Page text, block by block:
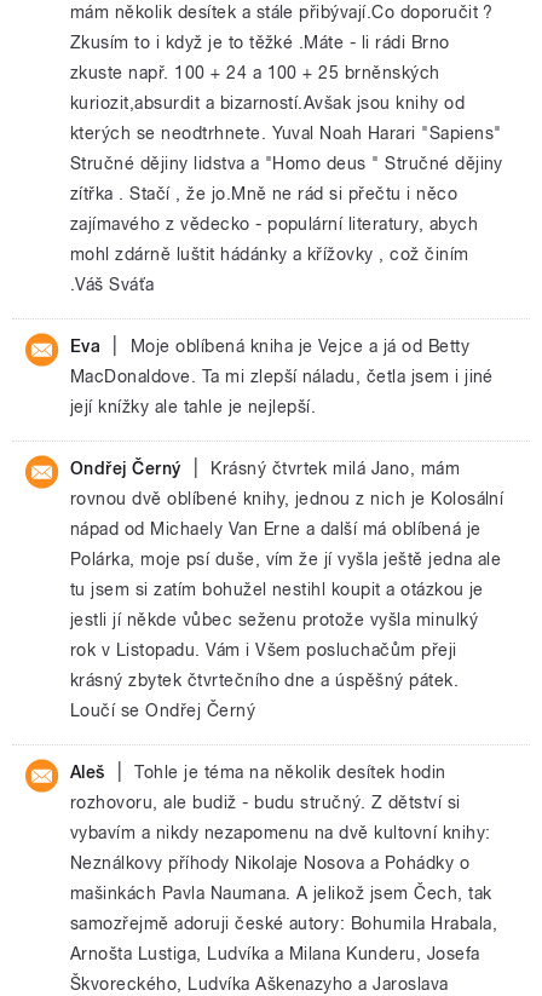
mám několik desítek a stále přibývají.Co doporučit ?
Zkusím to i když je to těžké .Máte - li rádi Brno
zkuste např. 100 + 24 a 100 + 25 brněnských
kuriozit,absurdit a bizarností.Avšak jsou knihy od
kterých se neodtrhnete. Yuval Noah Harari "Sapiens"
Stručné dějiny lidstva a "Homo deus " Stručné dějiny
zítřka . Stačí , že jo.Mně ne rád si přečtu i něco
zajímavého z vědecko - populární literatury, abych
mohl zdárně luštit hádánky a křížovky , což činím
.Váš Sváťa
Eva
Moje oblíbená kniha je Vejce a já od Betty
MacDonaldove. Ta mi zlepší náladu, četla jsem i jiné
její knížky ale tahle je nejlepší.
Ondřej Černý
Krásný čtvrtek milá Jano, mám
rovnou dvě oblíbené knihy, jednou z nich je Kolosální
nápad od Michaely Van Erne a další má oblíbená je
Polárka, moje psí duše, vím že jí vyšla ještě jedna ale
tu jsem si zatím bohužel nestihl koupit a otázkou je
jestli jí někde vůbec seženu protože vyšla minulký
rok v Listopadu. Vám i Všem posluchačům přeji
krásný zbytek čtvrtečního dne a úspěšný pátek.
Loučí se Ondřej Černý
Aleš
Tohle je téma na několik desítek hodin
rozhovoru, ale budiž - budu stručný. Z dětství si
vybavím a nikdy nezapomenu na dvě kultovní knihy:
Neználkovy příhody Nikolaje Nosova a Pohádky o
mašinkách Pavla Naumana. A jelikož jsem Čech, tak
samozřejmě adoruji české autory: Bohumila Hrabala,
Arnošta Lustiga, Ludvíka a Milana Kunderu, Josefa
Škvoreckého, Ludvíka Aškenazyho a Jaroslava